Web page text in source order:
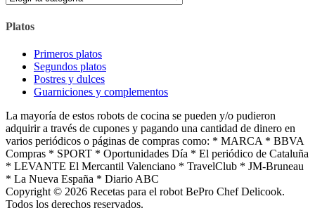
Platos
Primeros platos
Segundos platos
Postres y dulces
Guarniciones y complementos
La mayoría de estos robots de cocina se pueden y/o pudieron
adquirir a través de cupones y pagando una cantidad de dinero en
varios periódicos o páginas de compras como: * MARCA * BBVA
Compras * SPORT * Oportunidades Día * El periódico de Cataluña
* LEVANTE El Mercantil Valenciano * TravelClub * JM-Bruneau
* La Nueva España * Diario ABC
Copyright © 2026 Recetas para el robot BePro Chef Delicook.
Todos los derechos reservados.